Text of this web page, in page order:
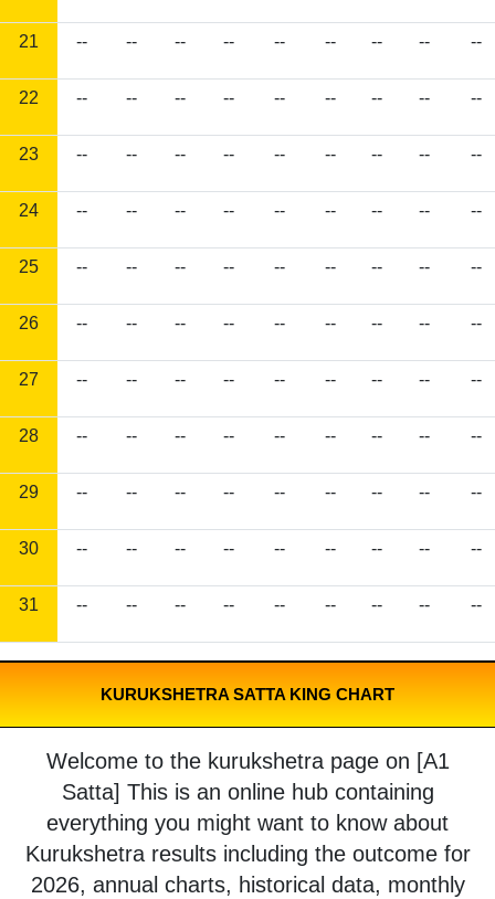
21 -- -- -- -- -- -- -- -- --
22 -- -- -- -- -- -- -- -- --
23 -- -- -- -- -- -- -- -- --
24 -- -- -- -- -- -- -- -- --
25 -- -- -- -- -- -- -- -- --
26 -- -- -- -- -- -- -- -- --
27 -- -- -- -- -- -- -- -- --
28 -- -- -- -- -- -- -- -- --
29 -- -- -- -- -- -- -- -- --
30 -- -- -- -- -- -- -- -- --
31 -- -- -- -- -- -- -- -- --
KURUKSHETRA SATTA KING CHART
Welcome to the kurukshetra page on [A1
Satta] This is an online hub containing
everything you might want to know about
Kurukshetra results including the outcome for
2026, annual charts, historical data, monthly